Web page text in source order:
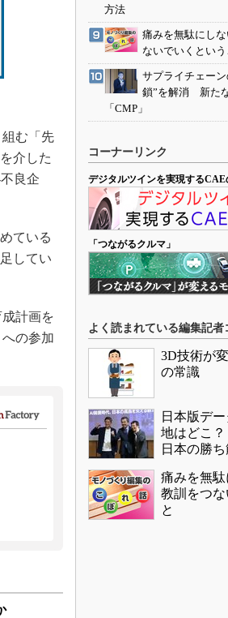
む「先
介した
良企
ている
してい
計画を
の参加
方法
痛みを無駄にし
ないでいくという
サプライチェー
鎖”を解消 新た
「CMP」
コーナーリンク
デジタルツインを実現するCAE
「つながるクルマ」
よく読まれている編集記者
3D技術が
の常識
日本版デ
地はどこ
日本の勝
痛みを無
教訓をつな
と